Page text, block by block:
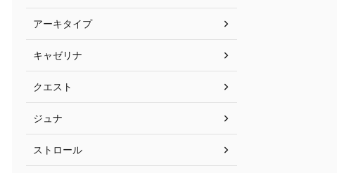
アーキタイプ
キャゼリナ
クエスト
ジュナ
ストロール